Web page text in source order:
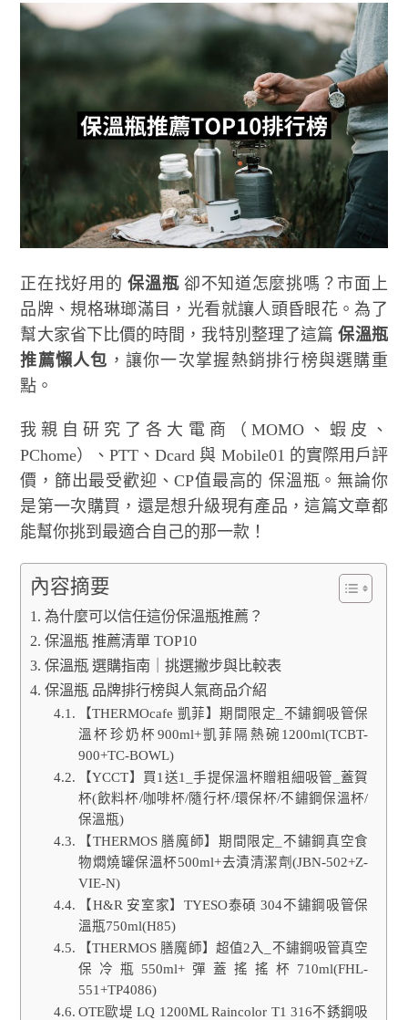
正在找好用的保溫瓶卻不知道怎麼挑嗎？市面上
品牌、規格琳瑯滿目，光看就讓人頭昏眼花。為了
幫大家省下比價的時間，我特別整理了這篇保溫瓶
推薦懶人包 ，讓你一次掌握熱銷排行榜與選購重
點。
我親自研究了各大電商（MOMO、蝦皮、
PChome）、PTT、Dcard 與 Mobile01 的實際用戶評
價，篩出最受歡迎、CP值最高的 保溫瓶。無論你
是第一次購買，還是想升級現有產品，這篇文章都
能幫你挑到最適合自己的那一款！
內容摘要
為什麼可以信任這份保溫瓶推薦？
保溫瓶 推薦清單 TOP10
保溫瓶 選購指南｜挑選撇步與比較表
保溫瓶 品牌排行榜與人氣商品介紹
【THERMOcafe 凱菲】期間限定_不鏽鋼吸管保
溫杯珍奶杯900ml+凱菲隔熱碗1200ml(TCBT-
900+TC-BOWL)
【YCCT】買1送1_手提保溫杯贈粗細吸管_蓋賀
杯(飲料杯/咖啡杯/隨行杯/環保杯/不鏽鋼保溫杯/
保溫瓶)
【THERMOS 膳魔師】期間限定_不鏽鋼真空食
物燜燒罐保溫杯500ml+去漬清潔劑(JBN-502+Z-
VIE-N)
【H&R 安室家】TYESO泰碩 304不鏽鋼吸管保
溫瓶750ml(H85)
【THERMOS 膳魔師】超值2入_不鏽鋼吸管真空
保冷瓶550ml+彈蓋搖搖杯710ml(FHL-
551+TP4086)
OTE歐堤 LQ 1200ML Raincolor T1 316不銹鋼吸